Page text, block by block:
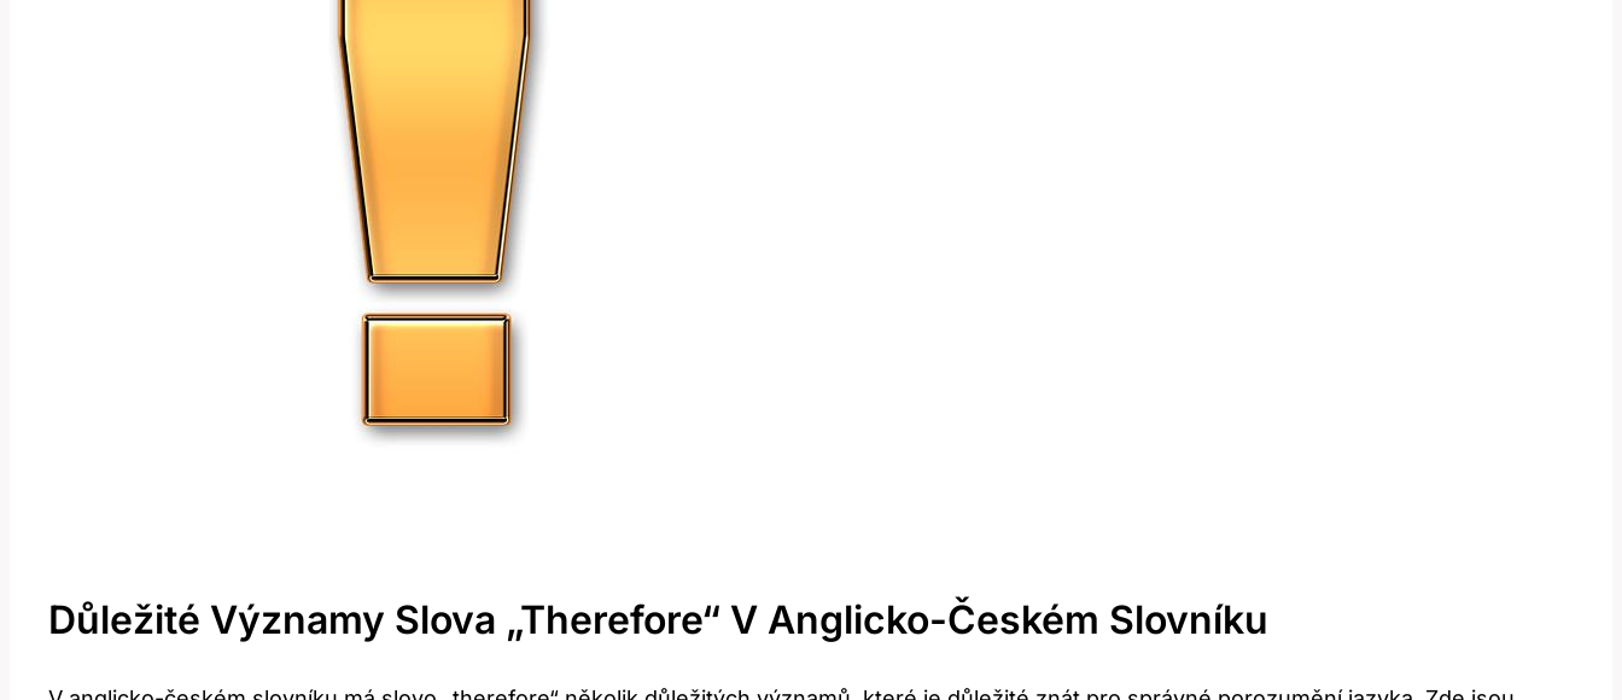
Důležité Významy Slova „Therefore“ V Anglicko-Českém Slovníku